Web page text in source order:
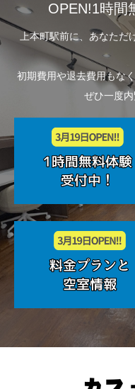
OPEN!1時間
上本町駅前に、あなた
初期費用や退去費用もな
ぜひ一度内